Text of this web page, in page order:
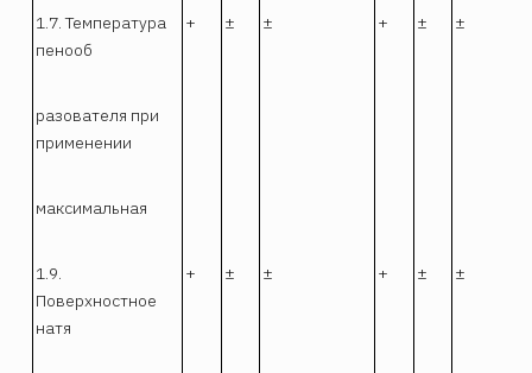
1.7. Температура
пенооб
+ ± ± + ± ±
разователя при
применении
максимальная
1.9.
Поверхностное
натя
+ ± ± + ± ±